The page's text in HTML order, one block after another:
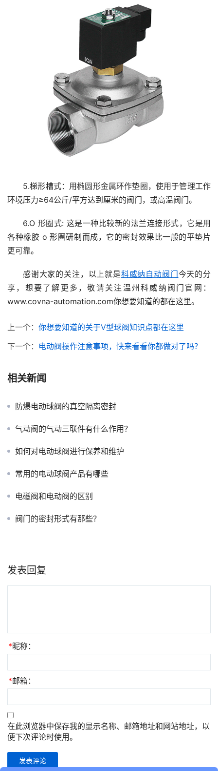
5.梯形槽式：用椭圆形金属环作垫圈，使用于管理工作
环境压力≥64公斤/平方达到厘米的阀门，或高温阀门。
6.O 形圈式: 这是一种比较新的法兰连接形式，它是用
各种橡胶 o 形圈研制而成，它的密封效果比一般的平垫片
更可靠。
感谢大家的关注，以上就是科威纳自动阀门今天的分
享，想要了解更多，敬请关注温州科威纳阀门官网：
www.covna-automation.com你想要知道的都在这里。
上一个： 你想要知道的关于V型球阀知识点都在这里
下一个： 电动阀操作注意事项，快来看看你都做对了吗？
相关新闻
防爆电动球阀的真空隔离密封
气动阀的气动三联件有什么作用？
如何对电动球阀进行保养和维护
常用的电动球阀产品有哪些
电磁阀和电动阀的区别
阀门的密封形式有那些？
发表回复
*昵称：
*邮箱：
在此浏览器中保存我的显示名称、邮箱地址和网站地址，以
便下次评论时使用。